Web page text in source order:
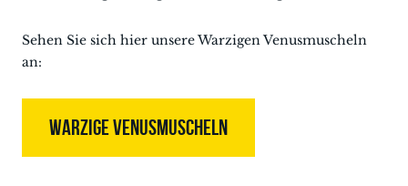
Sehen Sie sich hier unsere Warzigen Venusmuscheln
an:
WARZIGE VENUSMUSCHELN